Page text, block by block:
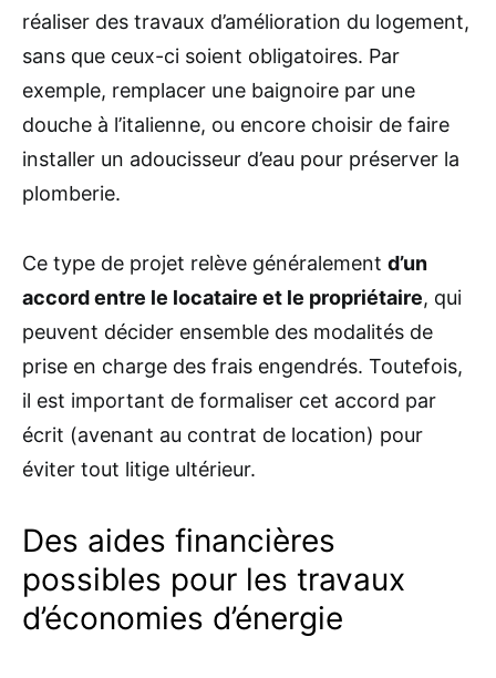
réaliser des travaux d’amélioration du logement,
sans que ceux-ci soient obligatoires. Par
exemple, remplacer une baignoire par une
douche à l’italienne, ou encore choisir de faire
installer un adoucisseur d’eau pour préserver la
plomberie.
Ce type de projet relève généralement d’un
accord entre le locataire et le propriétaire, qui
peuvent décider ensemble des modalités de
prise en charge des frais engendrés. Toutefois,
il est important de formaliser cet accord par
écrit (avenant au contrat de location) pour
éviter tout litige ultérieur.
Des aides financières
possibles pour les travaux
d’économies d’énergie